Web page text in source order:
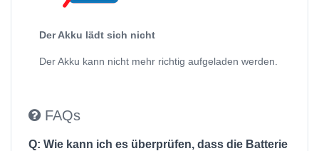
Der Akku lädt sich nicht
Der Akku kann nicht mehr richtig aufgeladen werden.
FAQs
Q: Wie kann ich es überprüfen, dass die Batterie